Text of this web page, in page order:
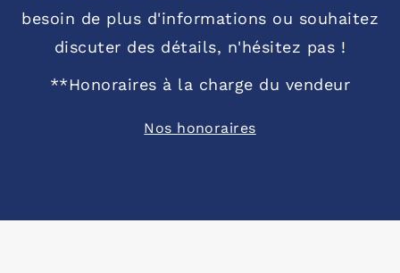
besoin de plus d'informations ou souhaitez
discuter des détails, n'hésitez pas !
**Honoraires à la charge du vendeur
Nos honoraires